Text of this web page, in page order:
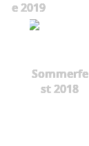
e 2019
Sommerfe
st 2018